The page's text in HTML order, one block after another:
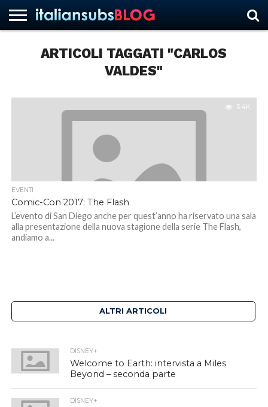
ARTICOLI TAGGATI "CARLOS
VALDES"
5.4K
EVENTI
Comic-Con 2017: The Flash
L’evento di San Diego anche per quest’anno ha riservato una sala
alla presentazione della nuova stagione della serie The Flash,
andiamo a...
ALTRI ARTICOLI
DISNEY+
Welcome to Earth: intervista a Miles
Beyond – seconda parte
DISNEY+